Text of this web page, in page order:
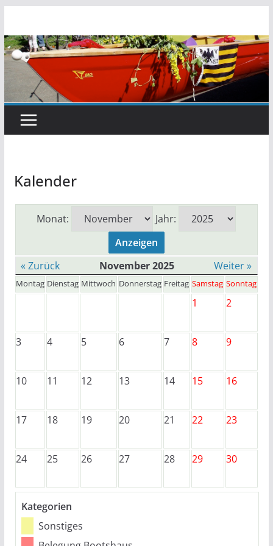
springen
Kalender
Monat: Jahr:
« Zurück November 2025 Weiter »
Montag Dienstag Mittwoch Donnerstag Freitag Samstag Sonntag
1 2
3 4 5 6 7 8 9
10 11 12 13 14 15 16
17 18 19 20 21 22 23
24 25 26 27 28 29 30
Kategorien
Sonstiges